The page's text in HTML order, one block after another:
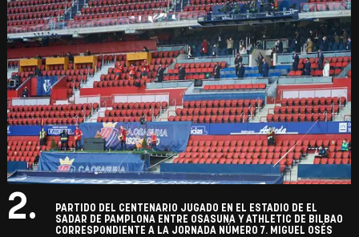
2.
PARTIDO DEL CENTENARIO JUGADO EN EL ESTADIO DE EL
SADAR DE PAMPLONA ENTRE OSASUNA Y ATHLETIC DE BILBAO
CORRESPONDIENTE A LA JORNADA NÚMERO 7. MIGUEL OSÉS